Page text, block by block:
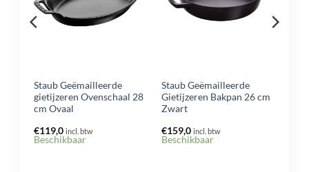
Staub Geëmailleerde
gietijzeren Ovenschaal 28
cm Ovaal
€119,0 incl. btw
Beschikbaar
Staub Geëmailleerde
Gietijzeren Bakpan 26 cm
Zwart
€159,0 incl. btw
Beschikbaar